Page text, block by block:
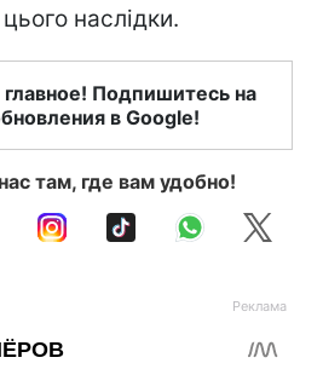
наслідки.
Подпишитесь на
в Google!
там, где вам удобно!